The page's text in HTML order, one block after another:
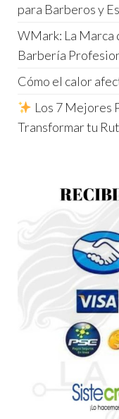
para Barberos y
WMark: La Marca
Barbería
Cómo el calor
Los 7 Mejores
Transformar tu